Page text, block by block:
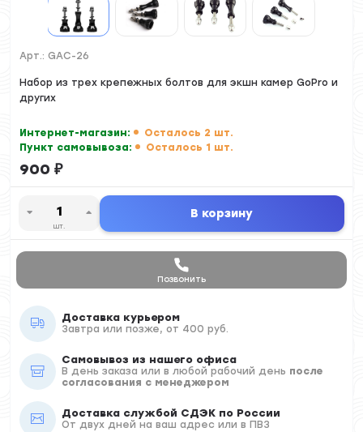
Арт.: GAC-26
Набор из трех крепежных болтов для экшн камер GoPro и
других
Интернет-магазин:
Осталось 2 шт.
Пункт самовывоза:
Осталось 1 шт.
900 ₽
шт.
В корзину
Позвонить
Доставка курьером
Завтра или позже, от 400 руб.
Самовывоз из нашего офиса
В день заказа или в любой рабочий день после
согласования с менеджером
Доставка службой СДЭК по России
От двух дней на ваш адрес или в ПВЗ